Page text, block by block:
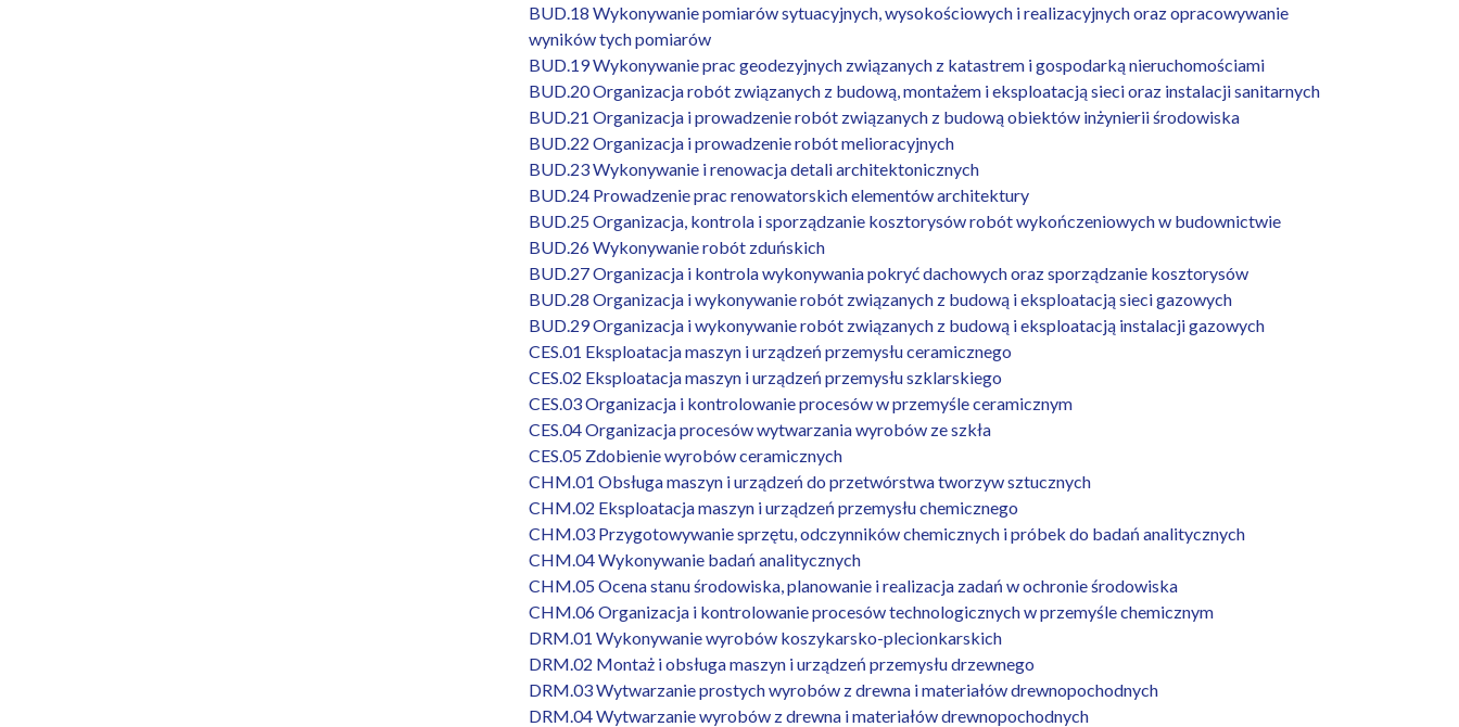
BUD.18 Wykonywanie pomiarów sytuacyjnych, wysokościowych i realizacyjnych oraz opracowywanie
wyników tych pomiarów
BUD.19 Wykonywanie prac geodezyjnych związanych z katastrem i gospodarką nieruchomościami
BUD.20 Organizacja robót związanych z budową, montażem i eksploatacją sieci oraz instalacji sanitarnych
BUD.21 Organizacja i prowadzenie robót związanych z budową obiektów inżynierii środowiska
BUD.22 Organizacja i prowadzenie robót melioracyjnych
BUD.23 Wykonywanie i renowacja detali architektonicznych
BUD.24 Prowadzenie prac renowatorskich elementów architektury
BUD.25 Organizacja, kontrola i sporządzanie kosztorysów robót wykończeniowych w budownictwie
BUD.26 Wykonywanie robót zduńskich
BUD.27 Organizacja i kontrola wykonywania pokryć dachowych oraz sporządzanie kosztorysów
BUD.28 Organizacja i wykonywanie robót związanych z budową i eksploatacją sieci gazowych
BUD.29 Organizacja i wykonywanie robót związanych z budową i eksploatacją instalacji gazowych
CES.01 Eksploatacja maszyn i urządzeń przemysłu ceramicznego
CES.02 Eksploatacja maszyn i urządzeń przemysłu szklarskiego
CES.03 Organizacja i kontrolowanie procesów w przemyśle ceramicznym
CES.04 Organizacja procesów wytwarzania wyrobów ze szkła
CES.05 Zdobienie wyrobów ceramicznych
CHM.01 Obsługa maszyn i urządzeń do przetwórstwa tworzyw sztucznych
CHM.02 Eksploatacja maszyn i urządzeń przemysłu chemicznego
CHM.03 Przygotowywanie sprzętu, odczynników chemicznych i próbek do badań analitycznych
CHM.04 Wykonywanie badań analitycznych
CHM.05 Ocena stanu środowiska, planowanie i realizacja zadań w ochronie środowiska
CHM.06 Organizacja i kontrolowanie procesów technologicznych w przemyśle chemicznym
DRM.01 Wykonywanie wyrobów koszykarsko-plecionkarskich
DRM.02 Montaż i obsługa maszyn i urządzeń przemysłu drzewnego
DRM.03 Wytwarzanie prostych wyrobów z drewna i materiałów drewnopochodnych
DRM.04 Wytwarzanie wyrobów z drewna i materiałów drewnopochodnych